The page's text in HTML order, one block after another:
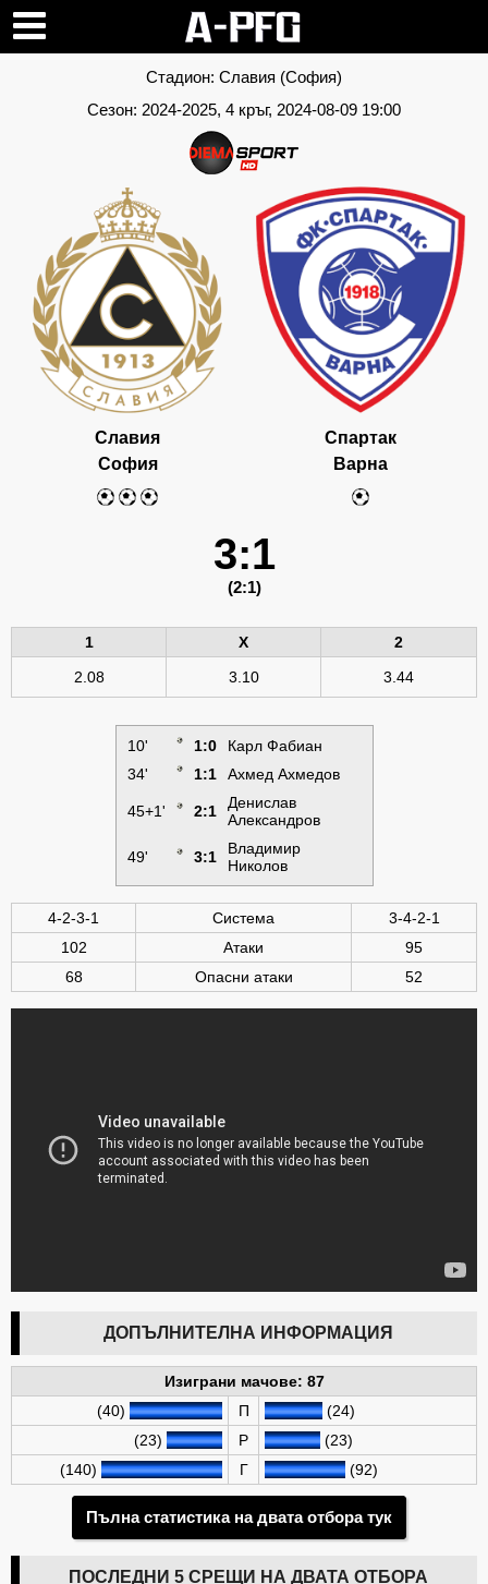
Стадион: Славия (София)
Сезон: 2024-2025, 4 кръг, 2024-08-09 19:00
Славия
София
Спартак
Варна
3:1
(2:1)
1 X
2
2.08
3.10 3.44
10' 1:0
Карл Фабиан
34'
1:1 Ахмед Ахмедов
45+1' 2:1
Денислав
Александров
49' 3:1
Владимир
Николов
4-2-3-1 Система
3-4-2-1
102
Атаки
95
68
Опасни атаки 52
ДОПЪЛНИТЕЛНА ИНФОРМАЦИЯ
Изиграни мачове: 87
(40)
П
(24)
(23)
Р
(23)
(140)
Г (92)
Пълна статистика на двата отбора тук
ПОСЛЕДНИ 5 СРЕЩИ НА ДВАТА ОТБОРА